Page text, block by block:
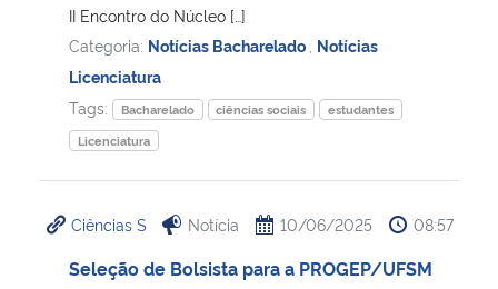
II Encontro do Núcleo […]
Categoria: Notícias Bacharelado Notícias
Licenciatura
Tags:
Bacharelado ciências sociais
estudantes
Licenciatura
Ciências S Notícia 10/06/2025 08:57
Seleção de Bolsista para a PROGEP/UFSM